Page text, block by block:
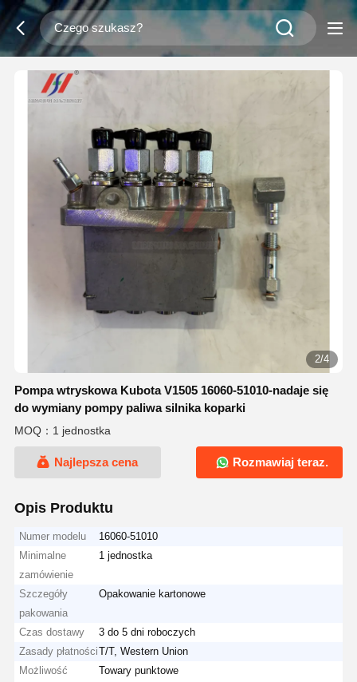
2/4
Pompa wtryskowa Kubota V1505 16060-51010-nadaje się
do wymiany pompy paliwa silnika koparki
MOQ：1 jednostka
Najlepsza cena Rozmawiaj teraz.
Opis Produktu
Numer modelu
16060-51010
Minimalne
zamówienie
1 jednostka
Szczegóły
pakowania
Opakowanie kartonowe
Czas dostawy
3 do 5 dni roboczych
Zasady płatnościT/T, Western Union
Możliwość
Towary punktowe